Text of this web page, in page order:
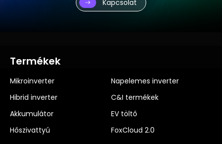
Kapcsolat
Termékek
Mikroinverter
Napelemes inverter
Hibrid inverter
C&I termékek
Akkumulátor
EV töltő
Hőszivattyú
FoxCloud 2.0